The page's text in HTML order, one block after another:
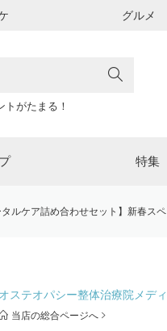
グルメ
がたまる！
特集
タルケア詰め合わせセット】新春ス
オステオパシー整体治療院メデ
当店の総合ページへ